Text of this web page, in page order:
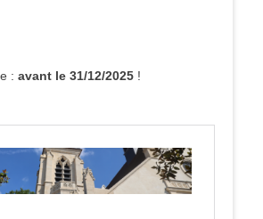
: avant le 31/12/2025 !